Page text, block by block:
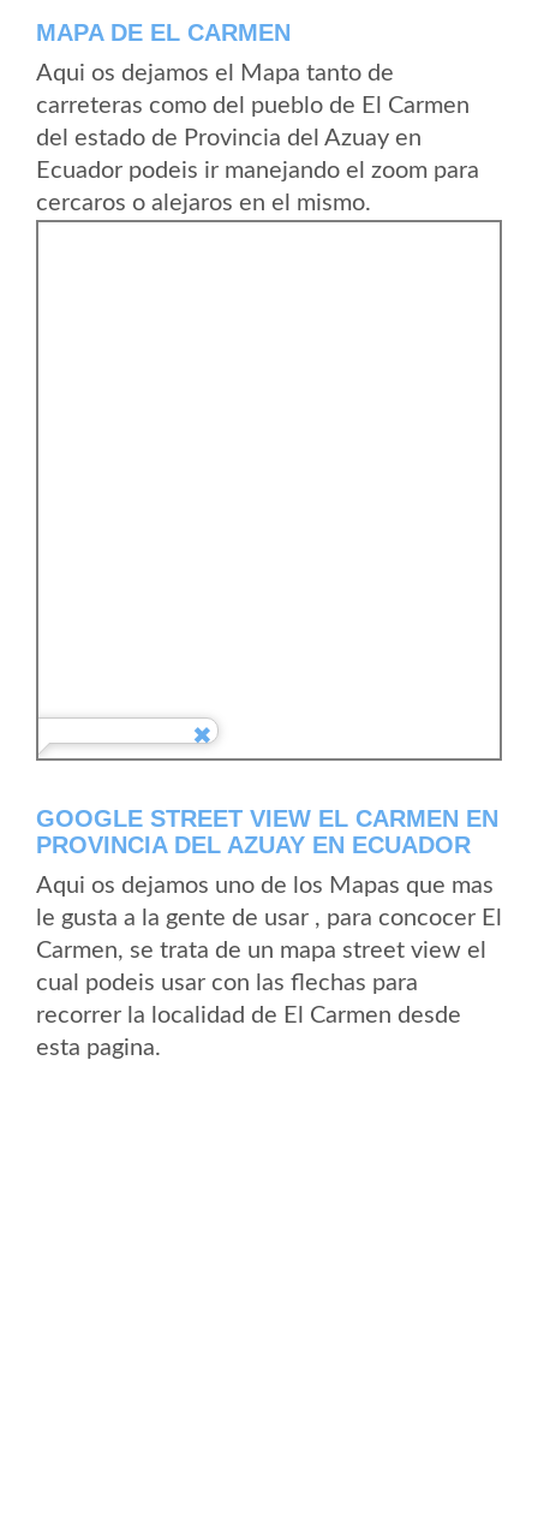
MAPA DE EL CARMEN
Aqui os dejamos el Mapa tanto de
carreteras como del pueblo de El Carmen
del estado de Provincia del Azuay en
Ecuador podeis ir manejando el zoom para
cercaros o alejaros en el mismo.
GOOGLE STREET VIEW EL CARMEN EN
PROVINCIA DEL AZUAY EN ECUADOR
Aqui os dejamos uno de los Mapas que mas
le gusta a la gente de usar , para concocer El
Carmen, se trata de un mapa street view el
cual podeis usar con las flechas para
recorrer la localidad de El Carmen desde
esta pagina.